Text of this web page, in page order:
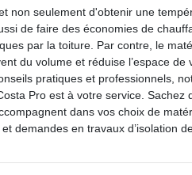
non seulement d'obtenir une
de faire des économies de
par la toiture. Par contre, le
du volume et réduise l’espace de
pratiques et professionnels,
Pro est à votre service. Sachez
dans vos choix de
demandes en travaux d’isolation